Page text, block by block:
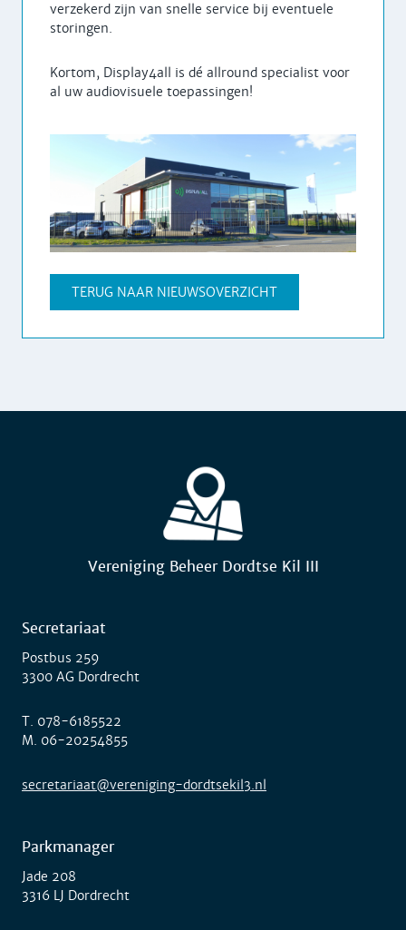
verzekerd zijn van snelle service bij eventuele
storingen.
Kortom, Display4all is dé allround specialist voor
al uw audiovisuele toepassingen!
TERUG NAAR NIEUWSOVERZICHT
Vereniging Beheer Dordtse Kil III
Secretariaat
Postbus 259
3300 AG Dordrecht
T. 078-6185522
M. 06-20254855
secretariaat@vereniging-dordtsekil3.nl
Parkmanager
Jade 208
3316 LJ Dordrecht